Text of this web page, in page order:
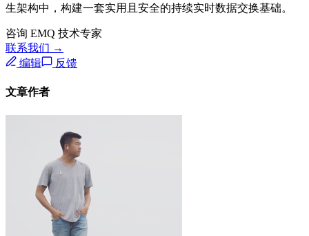
生架构中，构建一套实用且安全的持续实时数据交换基础。
咨询 EMQ 技术专家
联系我们 →
编辑
反馈
文章作者